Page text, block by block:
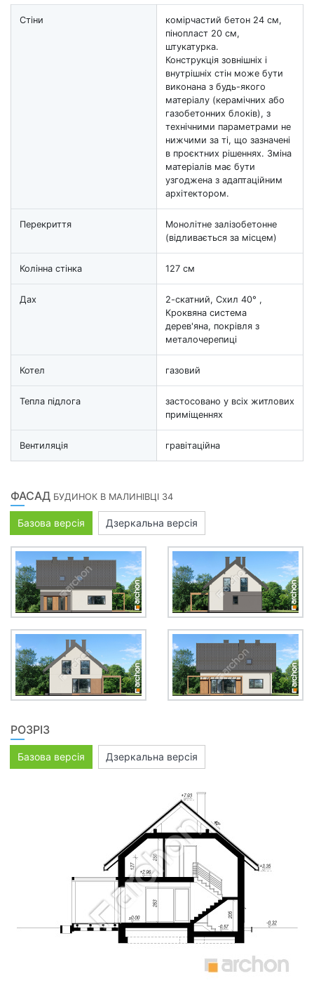
Стіни
комірчастий бетон 24 см,
пінопласт 20 см,
штукатурка.
Конструкція зовнішніх і
внутрішніх стін може бути
виконана з будь-якого
матеріалу (керамічних або
газобетонних блоків), з
технічними параметрами не
нижчими за ті, що зазначені
в проєктних рішеннях. Зміна
матеріалів має бути
узгоджена з адаптаційним
архітектором.
Перекриття
Монолітне залізобетонне
(відливається за місцем)
Колінна стінка 127 см
Дах
2-скатний, Схил 40° ,
Кроквяна система
дерев'яна, покрівля з
металочерепиці
Котел газовий
Тепла підлога
застосовано у всіх житлових
приміщеннях
Вентиляція гравітаційна
ФАСАД БУДИНОК В МАЛИНІВЦІ 34
Базова версія Дзеркальна версія
РОЗРІЗ
Базова версія Дзеркальна версія